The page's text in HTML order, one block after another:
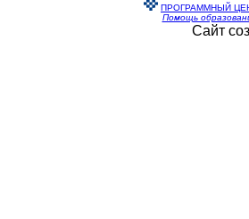
ПРОГРАММНЫЙ
Помощь
Сайт